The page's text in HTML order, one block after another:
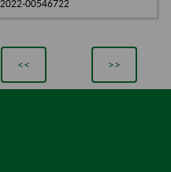
2022-00546722
<< >>